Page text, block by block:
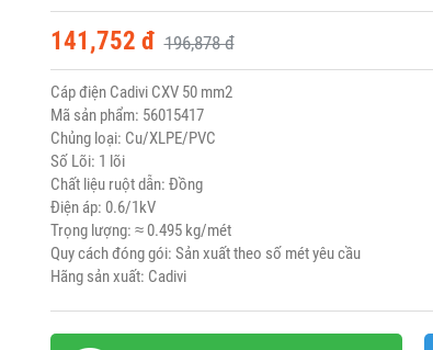
141,752 đ 196,878 đ
Cáp điện Cadivi CXV 50 mm2
Mã sản phẩm: 56015417
Chủng loại: Cu/XLPE/PVC
Số Lõi: 1 lõi
Chất liệu ruột dẫn: Đồng
Điện áp: 0.6/1kV
Trọng lượng: ≈ 0.495 kg/mét
Quy cách đóng gói: Sản xuất theo số mét yêu cầu
Hãng sản xuất: Cadivi